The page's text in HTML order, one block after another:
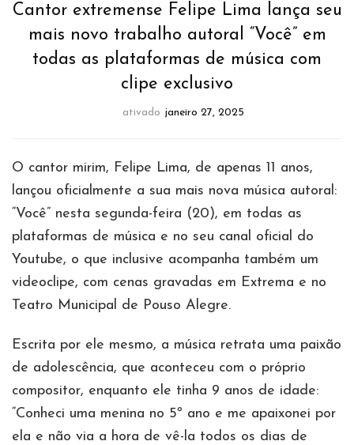
Cantor extremense Felipe Lima lança seu
mais novo trabalho autoral “Você” em
todas as plataformas de música com
clipe exclusivo
ativado janeiro 27, 2025
O cantor mirim, Felipe Lima, de apenas 11 anos,
lançou oficialmente a sua mais nova música autoral:
“Você” nesta segunda-feira (20), em todas as
plataformas de música e no seu canal oficial do
Youtube, o que inclusive acompanha também um
videoclipe, com cenas gravadas em Extrema e no
Teatro Municipal de Pouso Alegre.
Escrita por ele mesmo, a música retrata uma paixão
de adolescência, que aconteceu com o próprio
compositor, enquanto ele tinha 9 anos de idade:
“Conheci uma menina no 5º ano e me apaixonei por
ela e não via a hora de vê-la todos os dias de